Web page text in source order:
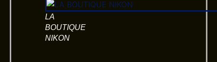
LA
BOUTIQUE
NIKON